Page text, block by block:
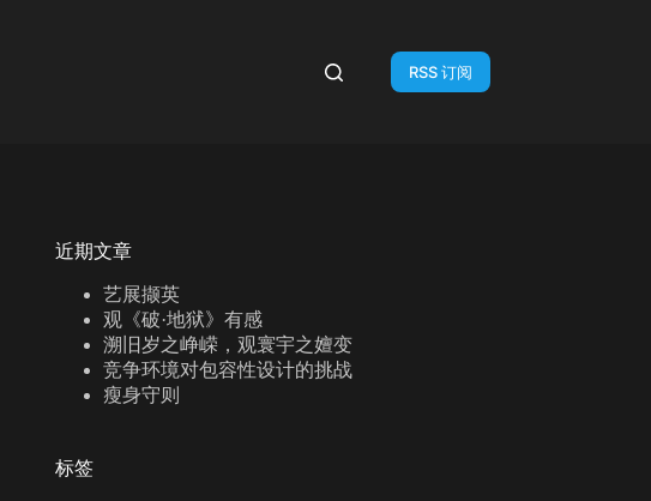
RSS 订阅
近期文章
艺展撷英
观《破·地狱》有感
溯旧岁之峥嵘，观寰宇之嬗变
竞争环境对包容性设计的挑战
瘦身守则
标签